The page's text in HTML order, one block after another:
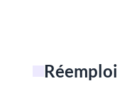
Réemploi